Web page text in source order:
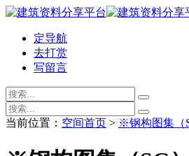
定导航
去打赏
写留言
当前位置： 空间首页 > ※钢构图集（